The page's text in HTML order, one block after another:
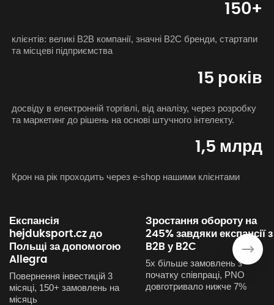
150+
клієнтів: великі B2B компанії, значні B2C бренди, стартапи
та місцеві підприємства
15 років
досвіду в електронній торгівлі, від аналізу, через розробку
та маркетинг до рішень на основі штучного інтелекту.
1,5 млрд
Крон на рік проходить через e-shop нашими клієнтами
Експансія
hejduksport.cz до
Польщі за допомогою
Allegra
Повернення інвестицій 3
місяці, 150+ замовлень на
місяць
Зростання обороту на
245% завдяки експансії з
B2B у B2C
5x більше замовлень з
початку співпраці, PNO
довготривало нижче 7%
›